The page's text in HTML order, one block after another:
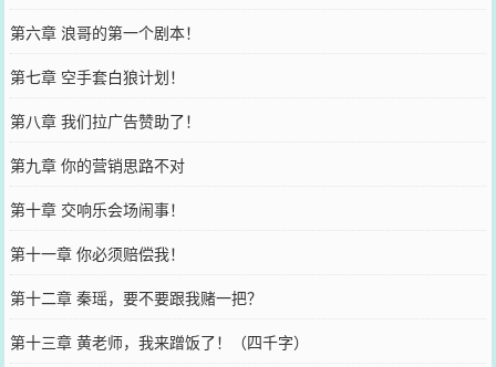
第六章 浪哥的第一个剧本！
第七章 空手套白狼计划！
第八章 我们拉广告赞助了！
第九章 你的营销思路不对
第十章 交响乐会场闹事！
第十一章 你必须赔偿我！
第十二章 秦瑶，要不要跟我赌一把？
第十三章 黄老师，我来蹭饭了！（四千字）